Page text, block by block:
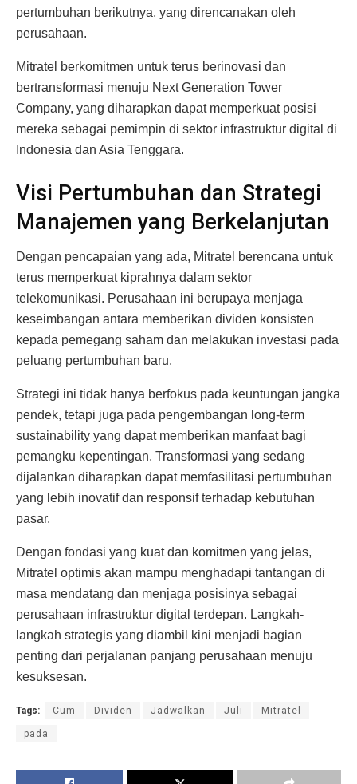
pertumbuhan berikutnya, yang direncanakan oleh
perusahaan.
Mitratel berkomitmen untuk terus berinovasi dan
bertransformasi menuju Next Generation Tower
Company, yang diharapkan dapat memperkuat posisi
mereka sebagai pemimpin di sektor infrastruktur digital di
Indonesia dan Asia Tenggara.
Visi Pertumbuhan dan Strategi
Manajemen yang Berkelanjutan
Dengan pencapaian yang ada, Mitratel berencana untuk
terus memperkuat kiprahnya dalam sektor
telekomunikasi. Perusahaan ini berupaya menjaga
keseimbangan antara memberikan dividen konsisten
kepada pemegang saham dan melakukan investasi pada
peluang pertumbuhan baru.
Strategi ini tidak hanya berfokus pada keuntungan jangka
pendek, tetapi juga pada pengembangan long-term
sustainability yang dapat memberikan manfaat bagi
pemangku kepentingan. Transformasi yang sedang
dijalankan diharapkan dapat memfasilitasi pertumbuhan
yang lebih inovatif dan responsif terhadap kebutuhan
pasar.
Dengan fondasi yang kuat dan komitmen yang jelas,
Mitratel optimis akan mampu menghadapi tantangan di
masa mendatang dan menjaga posisinya sebagai
perusahaan infrastruktur digital terdepan. Langkah-
langkah strategis yang diambil kini menjadi bagian
penting dari perjalanan panjang perusahaan menuju
kesuksesan.
Tags: Cum Dividen Jadwalkan Juli Mitratel
pada